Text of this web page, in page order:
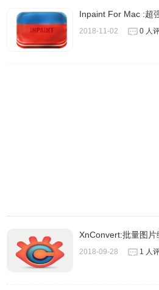
4、专业绘画工具：
- 超过300种画笔
- 重力等高级选项和自动定位
- 边框、羽毛、展开和合同选择
6、图像增强工具包括：
- 钝化蒙版
- 曲线
Inpaint For Mac :超
2018-11-02 0 人
XnConvert:批量图片
2018-09-28 1 人